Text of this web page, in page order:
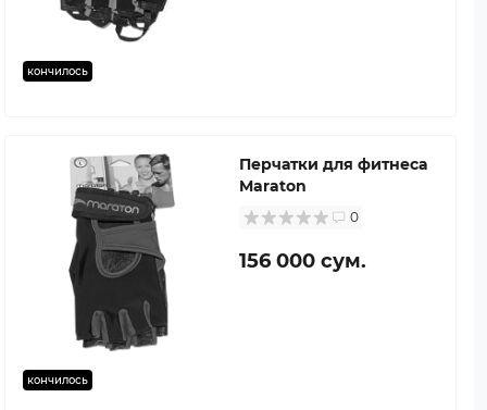
кончилось
кончилось
Перчатки для фитнеса
Maraton
0
156 000 сум.